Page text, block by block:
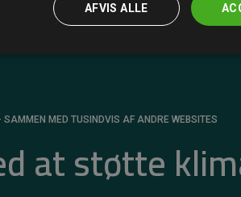
SAMMEN MED TUSINDVIS AF ANDRE WEBSITES
at støtte
AFVIS ALLE